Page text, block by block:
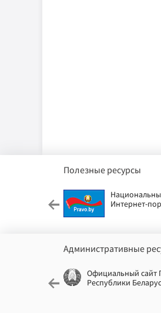
Полезные ресурсы
Интернет-
Административные
Официальный сайт
Республики